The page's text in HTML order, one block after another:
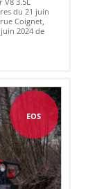
du 21 juin
Coignet,
2024 de
EOS